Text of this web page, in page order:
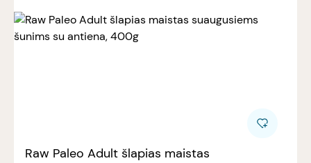
Raw Paleo Adult šlapias maistas